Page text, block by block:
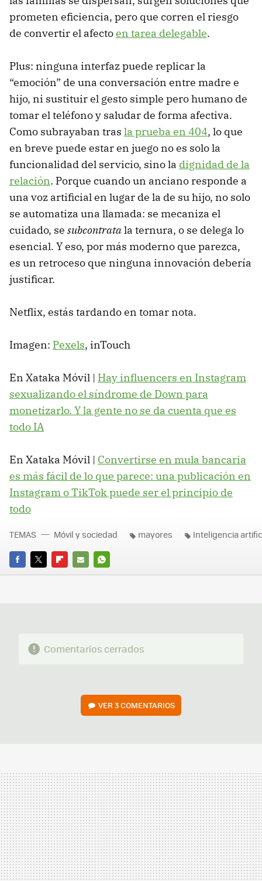
prometen eficiencia, pero que corren el riesgo
de convertir el afectoen tarea delegable.
Plus: ninguna interfaz puede replicar la
“emoción” de una conversación entre madre e
hijo, ni sustituir el gesto simple pero humano de
tomar el teléfono y saludar de forma afectiva.
Como subrayaban tras la prueba en 404, lo que
en breve puede estar en juego no es solo la
funcionalidad del servicio, sino la dignidad de la
relación. Porque cuando un anciano responde a
una voz artificial en lugar de la de su hijo, no solo
se automatiza una llamada: se mecaniza el
cuidado, se subcontratala ternura, o se delega lo
esencial. Y eso, por más moderno que parezca,
es un retroceso que ninguna innovación debería
justificar.
Netflix, estás tardando en tomar nota.
Imagen: Pexels, inTouch
En Xataka Móvil | Hay influencers en Instagram
sexualizando el síndrome de Down para
monetizarlo. Y la gente no se da cuenta que es
todo IA
En Xataka Móvil | Convertirse en mula bancaria
es más fácil de lo que parece: una publicación en
Instagram o TikTok puede ser el principio de
todo
FACEBOOK
TWITTERFLIPBOARD
E-
WHATSAPP
TEMAS Móvil y sociedad mayores Inteligencia
Comentarios cerrados
VER3 COMENTARIOS